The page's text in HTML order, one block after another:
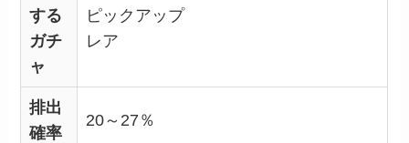
する
ガチ
ャ
ピックアップ
レア
排出
確率
20～27％